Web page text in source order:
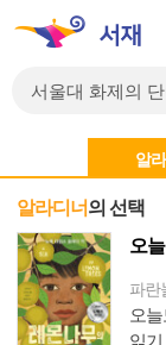
알
알라디너의 선택
오
파란
오
읽